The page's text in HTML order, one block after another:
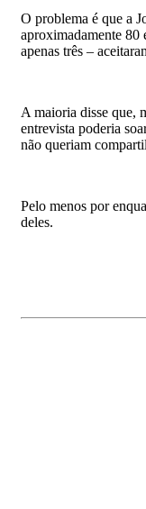
O problema é que a
aproximadamente 80
apenas três –
A maioria disse que,
entrevista poderia
não queriam
Pelo menos por
deles.